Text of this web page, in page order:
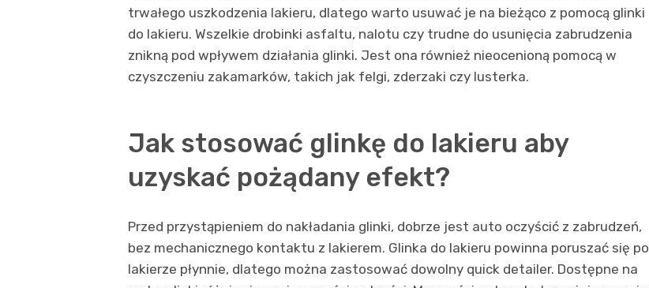
trwałego uszkodzenia lakieru, dlatego warto usuwać je na bieżąco z pomocą glinki
do lakieru. Wszelkie drobinki asfaltu, nalotu czy trudne do usunięcia zabrudzenia
znikną pod wpływem działania glinki. Jest ona również nieocenioną pomocą w
czyszczeniu zakamarków, takich jak felgi, zderzaki czy lusterka.
Jak stosować glinkę do lakieru aby
uzyskać pożądany efekt?
Przed przystąpieniem do nakładania glinki, dobrze jest auto oczyścić z zabrudzeń,
bez mechanicznego kontaktu z lakierem. Glinka do lakieru powinna poruszać się po
lakierze płynnie, dlatego można zastosować dowolny quick detailer. Dostępne na